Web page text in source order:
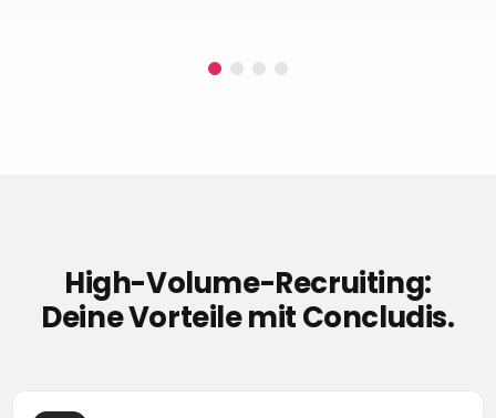
High-Volume-Recruiting:
Deine Vorteile mit Concludis.